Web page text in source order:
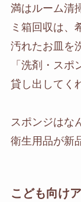
満はルーム清
ミ箱回収は、
汚れたお皿を
「洗剤・ス
貸し出してく
スポンジはな
衛生用品が新
こども向け